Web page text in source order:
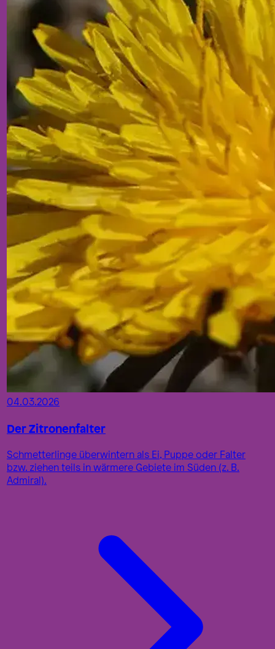
04.03.2026
Der Zitronenfalter
Schmetterlinge überwintern als Ei, Puppe oder Falter
bzw. ziehen teils in wärmere Gebiete im Süden (z. B.
Admiral).